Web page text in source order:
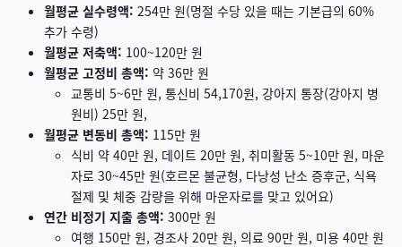
월평균 실수령액: 254만 원(명절 수당 있을 때는 기본급의 60%
추가 수령)
월평균 저축액: 100~120만 원
월평균 고정비 총액: 약 36만 원
교통비 5~6만 원, 통신비 54,170원, 강아지 통장(강아지 병
원비) 25만 원,
월평균 변동비 총액: 115만 원
식비 약 40만 원, 데이트 20만 원, 취미활동 5~10만 원, 마운
자로 30~45만 원(호르몬 불균형, 다낭성 난소 증후군, 식욕
절제 및 체중 감량을 위해 마운자로를 맞고 있어요)
연간 비정기 지출 총액: 300만 원
여행 150만 원, 경조사 20만 원, 의료 90만 원, 미용 40만 원